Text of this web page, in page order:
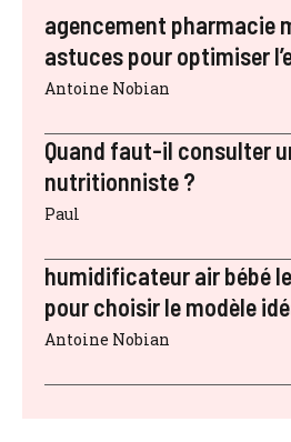
agencement pharmacie
astuces pour optimiser
Antoine Nobian
Quand faut-il consulter
nutritionniste ?
Paul
humidificateur air bébé
pour choisir le modèle
Antoine Nobian